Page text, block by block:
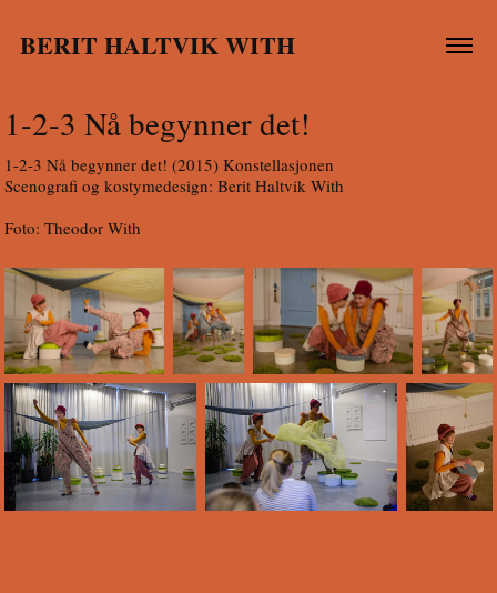
BERIT HALTVIK WITH
1-2-3 Nå begynner det!
1-2-3 Nå begynner det! (2015) Konstellasjonen
Scenografi og kostymedesign: Berit Haltvik With
Foto: Theodor With